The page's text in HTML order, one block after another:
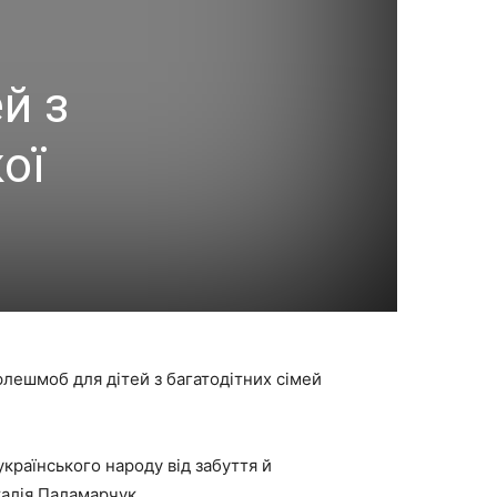
з
для дітей з багатодітних сімей
народу від забуття й